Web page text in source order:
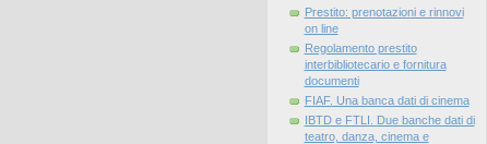
Prestito: prenotazioni e rinnovi
on line
Regolamento prestito
interbibliotecario e fornitura
documenti
FIAF. Una banca dati di cinema
IBTD e FTLI. Due banche dati di
teatro, danza, cinema e